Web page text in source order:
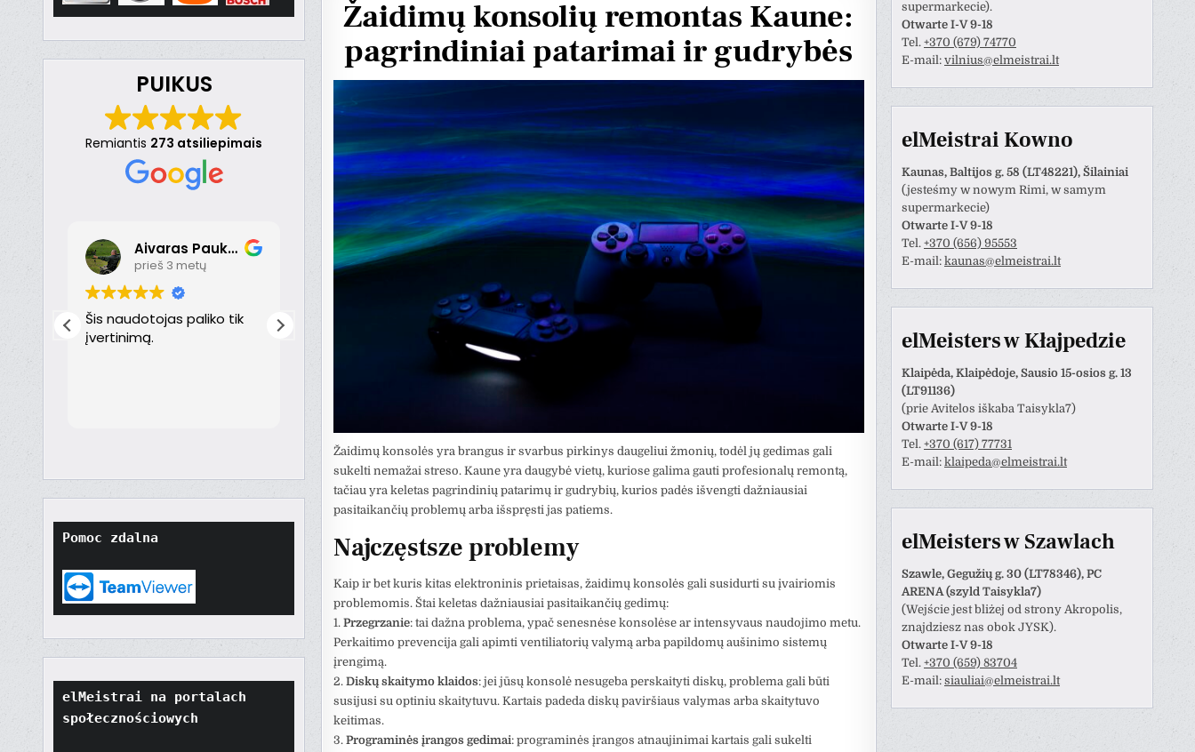
PUIKUS
Remiantis 273 atsiliepimais
Aivaras Paukste
prieš 3 metų
Šis naudotojas paliko tik
įvertinimą.
Donatas Krv
prieš 3 metų
Vytautas Ragaisis
prieš 3 metų
Šis naudotojas paliko tik
įvertinimą.
Anastazija Lukoševičienė
prieš 3 metų prieš 3 metų
greitai bei kokybiškai
atliktas darbas.
Pomoc zdalna
elMeistrai na portalach
społecznościowych
Žaidimų konsolių remontas Kaune:
pagrindiniai patarimai ir gudrybės
Žaidimų konsolės yra brangus ir svarbus pirkinys daugeliui žmonių, todėl jų gedimas gali
sukelti nemažai streso. Kaune yra daugybė vietų, kuriose galima gauti profesionalų remontą,
tačiau yra keletas pagrindinių patarimų ir gudrybių, kurios padės išvengti dažniausiai
pasitaikančių problemų arba išspręsti jas patiems.
Najczęstsze problemy
Kaip ir bet kuris kitas elektroninis prietaisas, žaidimų konsolės gali susidurti su įvairiomis
problemomis. Štai keletas dažniausiai pasitaikančių gedimų:
1. Przegrzanie: tai dažna problema, ypač senesnėse konsolėse ar intensyvaus naudojimo metu.
Perkaitimo prevencija gali apimti ventiliatorių valymą arba papildomų aušinimo sistemų
įrengimą.
2. Diskų skaitymo klaidos: jei jūsų konsolė nesugeba perskaityti diskų, problema gali būti
susijusi su optiniu skaitytuvu. Kartais padeda diskų paviršiaus valymas arba skaitytuvo
keitimas.
3. Programinės įrangos gedimai: programinės įrangos atnaujinimai kartais gali sukelti
supermarkecie).
Otwarte I-V 9-18
Tel. +370 (679) 74770
E-mail: vilnius@elmeistrai.lt
elMeistrai Kowno
Kaunas, Baltijos g. 58 (LT48221), Šilainiai
(jesteśmy w nowym Rimi, w samym
supermarkecie)
Otwarte I-V 9-18
Tel. +370 (656) 95553
E-mail: kaunas@elmeistrai.lt
elMeisters w Kłajpedzie
Klaipėda, Klaipėdoje, Sausio 15-osios g. 13
(LT91136)
(prie Avitelos iškaba Taisykla7)
Otwarte I-V 9-18
Tel. +370 (617) 77731
E-mail: klaipeda@elmeistrai.lt
elMeisters w Szawlach
Szawle, Gegužių g. 30 (LT78346), PC
ARENA (szyld Taisykla7)
(Wejście jest bliżej od strony Akropolis,
znajdziesz nas obok JYSK).
Otwarte I-V 9-18
Tel. +370 (659) 83704
E-mail: siauliai@elmeistrai.lt